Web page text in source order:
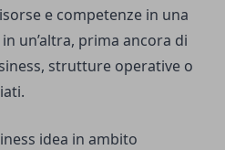
e competenze in una
un’altra, prima ancora di
strutture operative o
idea in ambito